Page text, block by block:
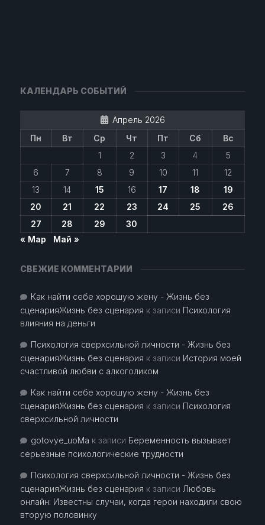
КАЛЕНДАРЬ СОБЫТИЙ
Апрель 2026
Пн
Вт Ср Чт Пт Сб
Вс
1
2 3 4
5
6
7 8 9 10 11
12
13
14 15 16 17 18
19
20
21 22 23 24 25
26
27
28 29
30
« Мар
Май »
СВЕЖИЕ КОММЕНТАРИИ
Как найти себе хорошую жену - Жизнь без
сценарияЖизнь без сценария к записи Психология
влияния на деньги
Психология сверхсильной личности - Жизнь без
сценарияЖизнь без сценария к записи История моей
счастливой любви с алкоголиком
Как найти себе хорошую жену - Жизнь без
сценарияЖизнь без сценария к записи Психология
сверхсильной личности
gotovye_uoMa к записи Беременность вызывает
серьезные психологические трудности
Психология сверхсильной личности - Жизнь без
сценарияЖизнь без сценария к записи Любовь
онлайн: Известны случаи, когда герои находили свою
вторую половинку